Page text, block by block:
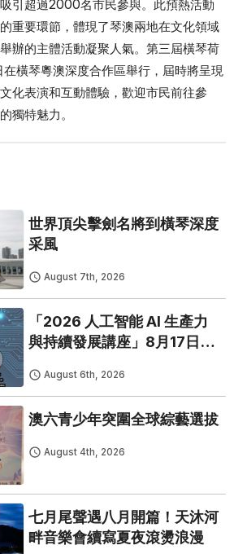
引超過2000名市民參與。此預熱活動
重要環節，體現了琴澳兩地在文化領域
辦的主體活動凝聚人氣。第三屆橫琴荷
橫琴粵澳深度合作區舉行，屆時將呈現
化表演和互動體驗，歡迎市民前往參
獨特魅力。
世界頂尖擊劍名將到橫琴深度
采風
August 7th, 2026
「2026 人工智能 AI 生產力
與持續發展講座」8月17日免
August 6th, 2026
澳六青少年突圍全球綜藝選拔
August 4th, 2026
七月尾聲遇八月開篇！天沐河
畔音樂會續寫夏夜滾燙浪漫